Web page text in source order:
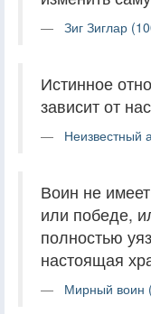
Зиг Зиглар
Истинное
зависит от
Неизвестный
Воин не
или победе,
полностью
настоящая
Мирный воин